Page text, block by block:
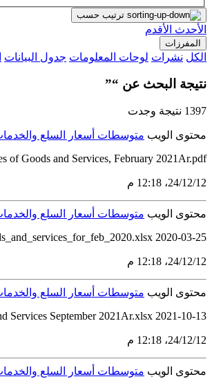
ترتيب حسب
الأحدث الأقدم
المفرزات
الكل نشرات لوحات المعلومات جدول البيانات
نتيجة البحث عن “”
1397 نتيجة وجدت
محتوى الويب متوسطات أسعار السلع والخدمات
of Goods and Services, February 2021Ar.pdf
12‏/12‏/24، 12:18 م
محتوى الويب متوسطات أسعار السلع والخدمات
2020-03-25
12‏/12‏/24، 12:18 م
محتوى الويب متوسطات أسعار السلع والخدمات
Services September 2021Ar.xlsx 2021-10-13
12‏/12‏/24، 12:18 م
محتوى الويب متوسطات أسعار السلع والخدمات